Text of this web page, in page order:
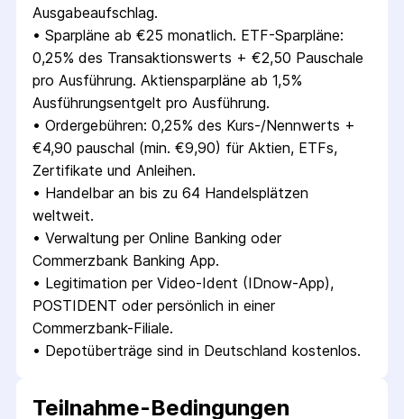
Ausgabeaufschlag.
• Sparpläne ab €25 monatlich. ETF-Sparpläne:
0,25% des Transaktionswerts + €2,50 Pauschale
pro Ausführung. Aktiensparpläne ab 1,5%
Ausführungsentgelt pro Ausführung.
• Ordergebühren: 0,25% des Kurs-/Nennwerts +
€4,90 pauschal (min. €9,90) für Aktien, ETFs,
Zertifikate und Anleihen.
• Handelbar an bis zu 64 Handelsplätzen
weltweit.
• Verwaltung per Online Banking oder
Commerzbank Banking App.
• Legitimation per Video-Ident (IDnow-App),
POSTIDENT oder persönlich in einer
Commerzbank-Filiale.
• Depotüberträge sind in Deutschland kostenlos.
Teilnahme-Bedingungen